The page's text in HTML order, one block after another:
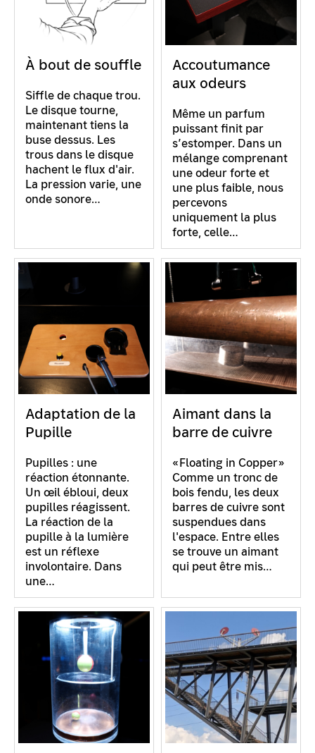
À bout de souffle
Siffle de chaque trou.
Le disque tourne,
maintenant tiens la
buse dessus. Les
trous dans le disque
hachent le flux d'air.
La pression varie, une
onde sonore…
Accoutumance
aux odeurs
Même un parfum
puissant finit par
s’estomper. Dans un
mélange comprenant
une odeur forte et
une plus faible, nous
percevons
uniquement la plus
forte, celle…
Adaptation de la
Pupille
Pupilles : une
réaction étonnante.
Un œil ébloui, deux
pupilles réagissent.
La réaction de la
pupille à la lumière
est un réflexe
involontaire. Dans
une…
Aimant dans la
barre de cuivre
«Floating in Copper»
Comme un tronc de
bois fendu, les deux
barres de cuivre sont
suspendues dans
l'espace. Entre elles
se trouve un aimant
qui peut être mis…